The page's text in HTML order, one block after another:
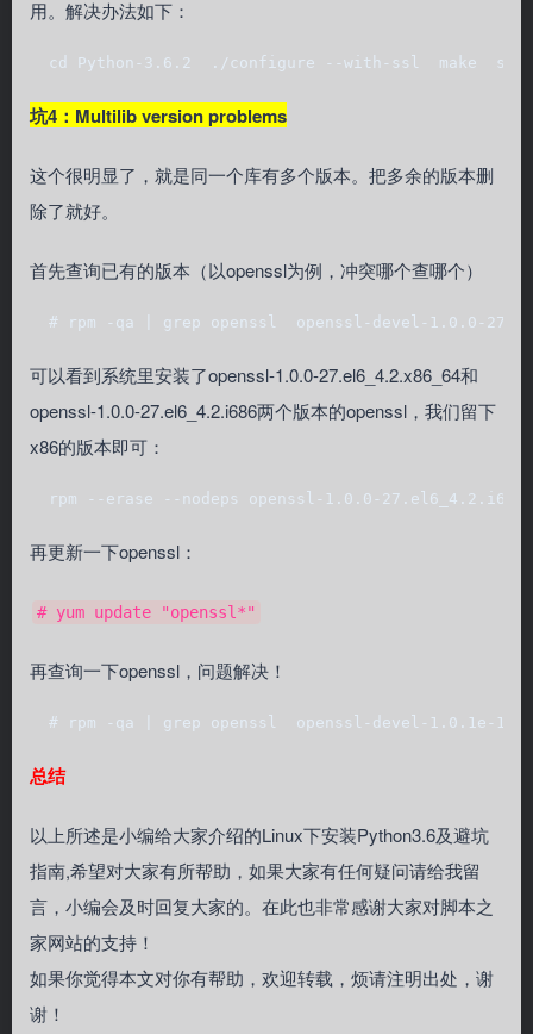
用。解决办法如下：
cd Python-3.6.2  ./configure --with-ssl  make
坑4：Multilib version problems
这个很明显了，就是同一个库有多个版本。把多余的版本删
除了就好。
首先查询已有的版本（以openssl为例，冲突哪个查哪个）
# rpm -qa | grep openssl  openssl-devel-1.0.0-
可以看到系统里安装了openssl-1.0.0-27.el6_4.2.x86_64和
openssl-1.0.0-27.el6_4.2.i686两个版本的openssl，我们留下
x86的版本即可：
  rpm --erase --nodeps openssl-1.0.0-27.el6_4.2.i686
再更新一下openssl：
# yum update "openssl*"
再查询一下openssl，问题解决！
# rpm -qa | grep openssl  openssl-devel-1.0.1e-
总结
以上所述是小编给大家介绍的Linux下安装Python3.6及避坑
指南,希望对大家有所帮助，如果大家有任何疑问请给我留
言，小编会及时回复大家的。在此也非常感谢大家对脚本之
家网站的支持！
如果你觉得本文对你有帮助，欢迎转载，烦请注明出处，谢
谢！